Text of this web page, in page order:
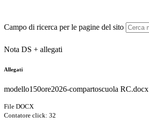
Campo di ricerca per le pagine del sito
Nota DS + allegati
Allegati
modello150ore2026-compartoscuola RC.docx
File DOCX
Contatore click: 32